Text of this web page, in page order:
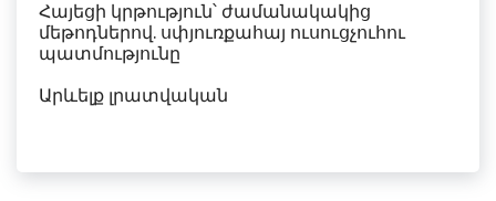
Հայեցի կրթություն՝ ժամանակակից
մեթոդներով. սփյուռքահայ ուսուցչուհու
պատմությունը
Արևելք լրատվական